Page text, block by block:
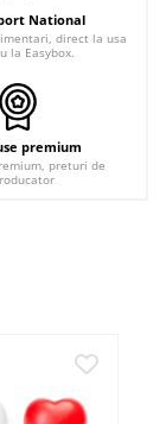
National
direct la usa
la Easybox.
premium
preturi de